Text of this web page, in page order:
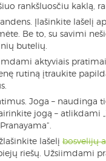
rankšluosčiu kaklą,
Įlašinkite lašelį
Be to, su savimi
butelių.
aktyviais
rutiną įtraukite
Joga – naudinga
jogą – atlikdami
lašelį bosvelijų
riešų. Užsiimdami